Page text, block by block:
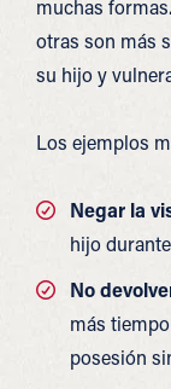
muchas
otras son más
su hijo y
Los ejemplos
Negar la
hijo
No
más
posesión